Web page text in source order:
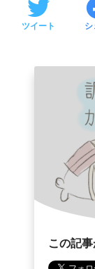
ツイート シ
この記